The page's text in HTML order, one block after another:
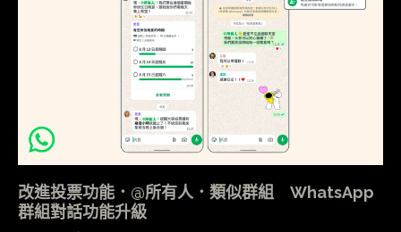
改進投票功能．@所有人．類似群組 WhatsApp
群組對話功能升級